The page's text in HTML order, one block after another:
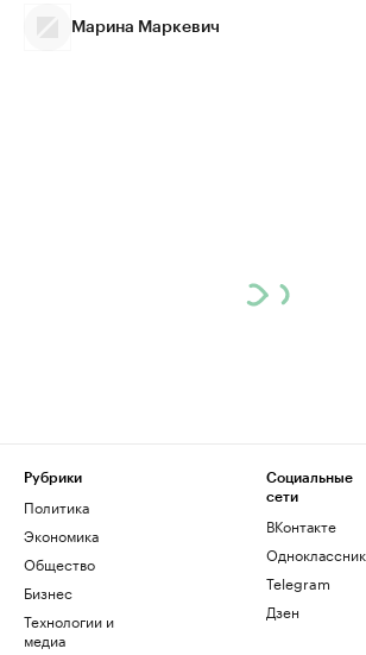
Марина Маркевич
Рубрики
Политика
Экономика
Общество
Бизнес
Технологии и
медиа
Социальные
сети
ВКонтакте
Telegram
Дзен